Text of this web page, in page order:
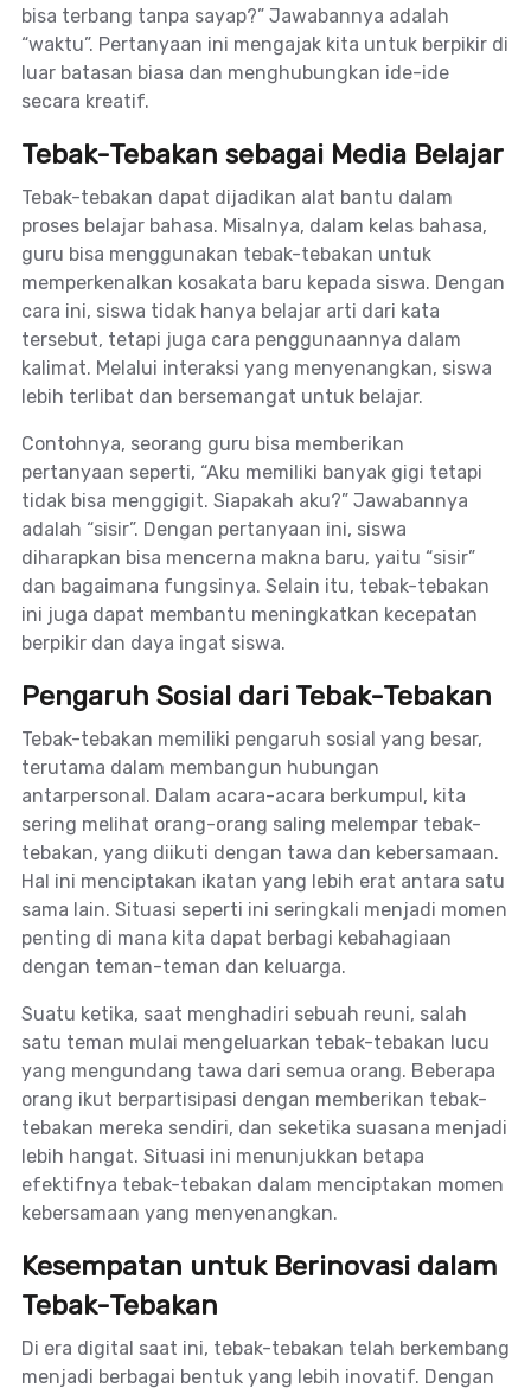
bisa terbang tanpa sayap?” Jawabannya adalah
“waktu”. Pertanyaan ini mengajak kita untuk berpikir di
luar batasan biasa dan menghubungkan ide-ide
secara kreatif.
Tebak-Tebakan sebagai Media Belajar
Tebak-tebakan dapat dijadikan alat bantu dalam
proses belajar bahasa. Misalnya, dalam kelas bahasa,
guru bisa menggunakan tebak-tebakan untuk
memperkenalkan kosakata baru kepada siswa. Dengan
cara ini, siswa tidak hanya belajar arti dari kata
tersebut, tetapi juga cara penggunaannya dalam
kalimat. Melalui interaksi yang menyenangkan, siswa
lebih terlibat dan bersemangat untuk belajar.
Contohnya, seorang guru bisa memberikan
pertanyaan seperti, “Aku memiliki banyak gigi tetapi
tidak bisa menggigit. Siapakah aku?” Jawabannya
adalah “sisir”. Dengan pertanyaan ini, siswa
diharapkan bisa mencerna makna baru, yaitu “sisir”
dan bagaimana fungsinya. Selain itu, tebak-tebakan
ini juga dapat membantu meningkatkan kecepatan
berpikir dan daya ingat siswa.
Pengaruh Sosial dari Tebak-Tebakan
Tebak-tebakan memiliki pengaruh sosial yang besar,
terutama dalam membangun hubungan
antarpersonal. Dalam acara-acara berkumpul, kita
sering melihat orang-orang saling melempar tebak-
tebakan, yang diikuti dengan tawa dan kebersamaan.
Hal ini menciptakan ikatan yang lebih erat antara satu
sama lain. Situasi seperti ini seringkali menjadi momen
penting di mana kita dapat berbagi kebahagiaan
dengan teman-teman dan keluarga.
Suatu ketika, saat menghadiri sebuah reuni, salah
satu teman mulai mengeluarkan tebak-tebakan lucu
yang mengundang tawa dari semua orang. Beberapa
orang ikut berpartisipasi dengan memberikan tebak-
tebakan mereka sendiri, dan seketika suasana menjadi
lebih hangat. Situasi ini menunjukkan betapa
efektifnya tebak-tebakan dalam menciptakan momen
kebersamaan yang menyenangkan.
Kesempatan untuk Berinovasi dalam
Tebak-Tebakan
Di era digital saat ini, tebak-tebakan telah berkembang
menjadi berbagai bentuk yang lebih inovatif. Dengan